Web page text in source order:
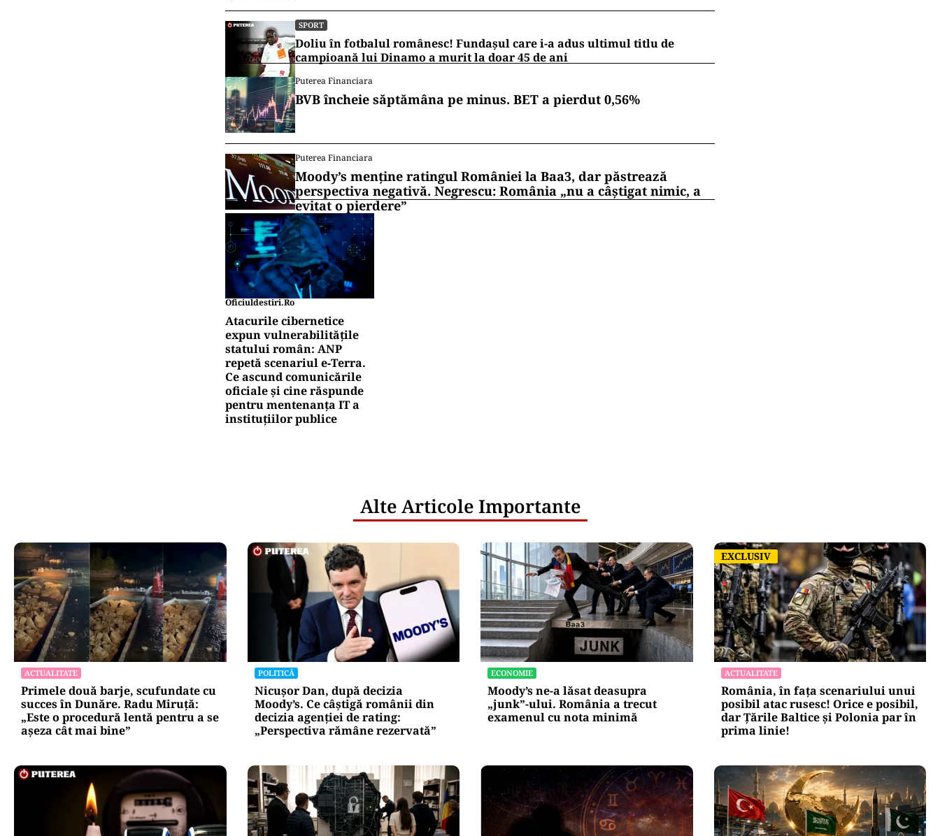
SPORT
Doliu în fotbalul românesc! Fundașul care i-a adus ultimul titlu de
campioană lui Dinamo a murit la doar 45 de ani
Puterea Financiara
BVB încheie săptămâna pe minus. BET a pierdut 0,56%
Puterea Financiara
Moody’s menține ratingul României la Baa3, dar păstrează
perspectiva negativă. Negrescu: România „nu a câștigat nimic, a
evitat o pierdere”
Oficiuldestiri.ro
Atacurile cibernetice
expun vulnerabilitățile
statului român: ANP
repetă scenariul e‑Terra.
Ce ascund comunicările
oficiale și cine răspunde
pentru mentenanța IT a
instituțiilor publice
Alte Articole Importante
ACTUALITATE
Primele două barje, scufundate cu
succes în Dunăre. Radu Miruță:
„Este o procedură lentă pentru a se
așeza cât mai bine”
POLITICĂ
Nicușor Dan, după decizia
Moody’s. Ce câștigă românii din
decizia agenției de rating:
„Perspectiva rămâne rezervată”
ECONOMIE
Moody’s ne-a lăsat deasupra
„junk”-ului. România a trecut
examenul cu nota minimă
EXCLUSIV
EXCLUSIV
ACTUALITATE
România, în fața scenariului unui
posibil atac rusesc! Orice e posibil,
dar Țările Baltice și Polonia par în
prima linie!